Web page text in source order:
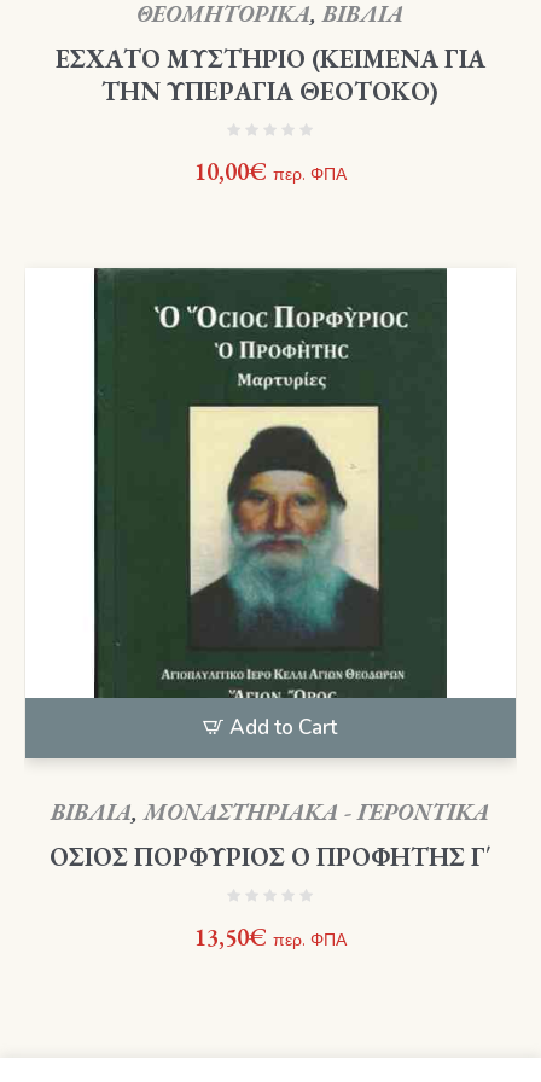
ΘΕΟΜΗΤΟΡΙΚΑ,ΒΙΒΛΙΑ
ΕΣΧΑΤΟ ΜΥΣΤΗΡΙΟ (ΚΕΙΜΕΝΑ ΓΙΑ
ΤΗΝ ΥΠΕΡΑΓΙΑ ΘΕΟΤΟΚΟ)
10,00€ περ. ΦΠΑ
Add to Cart
ΒΙΒΛΙΑ,ΜΟΝΑΣΤΗΡΙΑΚΑ - ΓΕΡΟΝΤΙΚΑ
ΟΣΙΟΣ ΠΟΡΦΥΡΙΟΣ Ο ΠΡΟΦΗΤΗΣ Γ΄
13,50€ περ. ΦΠΑ